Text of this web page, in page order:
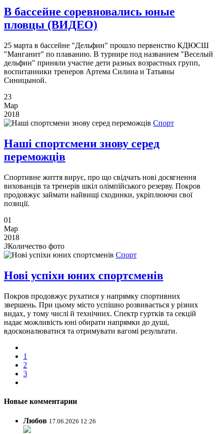
В бассейне соревновались юные
пловцы (ВИДЕО)
25 марта в бассейне "Дельфин" прошло первенство КДЮСШ
"Манганит" по плаванию. В турнире под названием "Веселый
дельфин" приняли участие дети разных возрастных групп,
воспитанники тренеров Артема Силина и Татьяны
Синицыной.
23
Мар
2018
Спорт
Наші спортсмени знову серед
переможців
Спортивне життя вирує, про що свідчать нові досягнення
вихованців та тренерів шкіл олімпійського резерву. Покров
продовжує займати найвищі сходинки, укріплюючи свої
позиції.
01
Мар
2018
3Количество фото
Спорт
Нові успіхи юних спортсменів
Покров продовжує рухатися у напрямку спортивних
звершень. При цьому місто успішно розвивається у різних
видах, у тому числі й технічних. Спектр гуртків та секцій
надає можливість юні обирати напрямки до душі,
вдосконалюватися та отримувати вагомі результати.
1
2
3
Новые комментарии
Любов 17.06.2026 12:26